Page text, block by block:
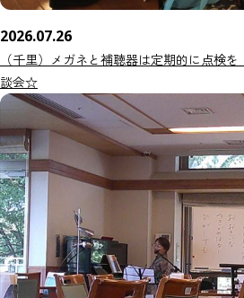
2026.07.26
（千里）メガネと補聴器は定期的に点検
談会☆